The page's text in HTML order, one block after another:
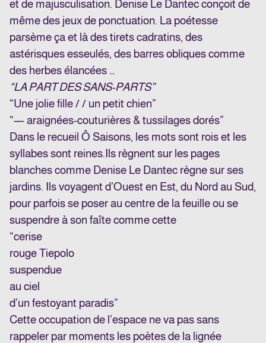
et de majusculisation. Denise Le Dantec conçoit de
même des jeux de ponctuation. La poétesse
parsème ça et là des tirets cadratins, des
astérisques esseulés, des barres obliques comme
des herbes élancées …
“LA PART DES SANS-PARTS”
“Une jolie fille / / un petit chien”
“— araignées-couturières & tussilages dorés”
Dans le recueil Ô Saisons, les mots sont rois et les
syllabes sont reines.Ils règnent sur les pages
blanches comme Denise Le Dantec règne sur ses
jardins. Ils voyagent d’Ouest en Est, du Nord au Sud,
pour parfois se poser au centre de la feuille ou se
suspendre à son faîte comme cette
“cerise
rouge Tiepolo
suspendue
au ciel
d’un festoyant paradis”
Cette occupation de l’espace ne va pas sans
rappeler par moments les poètes de la lignée